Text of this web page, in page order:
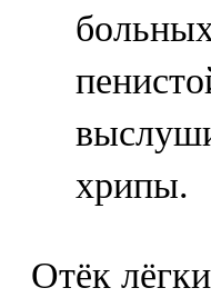
хрипы.
Отёк